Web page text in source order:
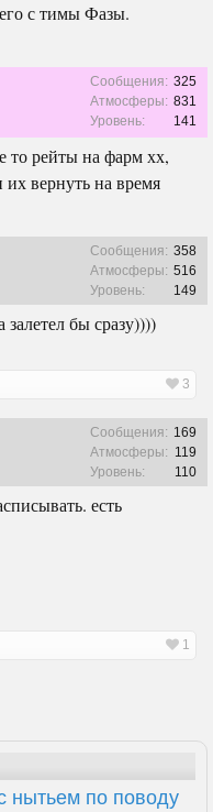
с тимы Фазы.
Сообщения: 325
Атмосферы: 831
Уровень:
141
то рейты на фарм хх,
вернуть на время
Сообщения: 358
Атмосферы: 516
Уровень:
149
залетел бы сразу))))
3
Сообщения: 169
Атмосферы: 119
Уровень:
110
есть
1
нытьем по поводу